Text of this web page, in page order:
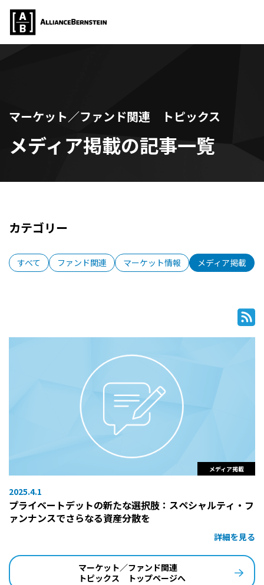
マーケット／ファンド関連 トピックス
メディア掲載の記事一覧
カテゴリー
すべて ファンド関連 マーケット情報 メディア掲載
メディア掲載
2025.4.1
プライベートデットの新たな選択肢：スペシャルティ・フ
ァンナンスでさらなる資産分散を
詳細を見る
マーケット／ファンド関連
トピックス トップページへ